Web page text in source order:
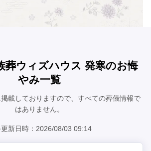
葬ウィズハウス 発寒のお悔
やみ一覧
載しておりますので、すべての葬儀情報で
はありません。
新日時：2026/08/03 09:14